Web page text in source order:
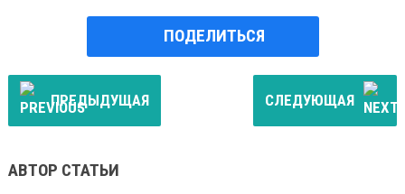
ПОДЕЛИТЬСЯ
ПРЕДЫДУЩАЯ СЛЕДУЮЩАЯ
АВТОР СТАТЬИ